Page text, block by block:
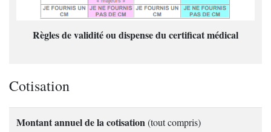
Règles de validité ou dispense du certificat médical
Cotisation
Montant annuel de la cotisation(tout compris)